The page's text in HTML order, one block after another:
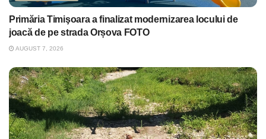
Primăria Timişoara a finalizat modernizarea locului de
joacă de pe strada Orșova FOTO
AUGUST 7, 2026